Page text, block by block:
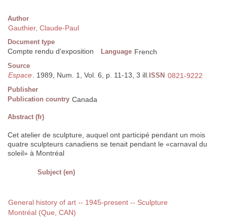
Author
Gauthier, Claude-Paul
Document type
Compte rendu d'exposition Language French
Source
Espace. 1989, Num. 1, Vol. 6, p. 11-13, 3 ill. ISSN 0821-9222
Publisher
Publication country Canada
Abstract (fr)
Cet atelier de sculpture, auquel ont participé pendant un mois
quatre sculpteurs canadiens se tenait pendant le «carnaval du
soleil» à Montréal
Subject (en)
General history of art -- 1945-present -- Sculpture
Montréal (Que, CAN)